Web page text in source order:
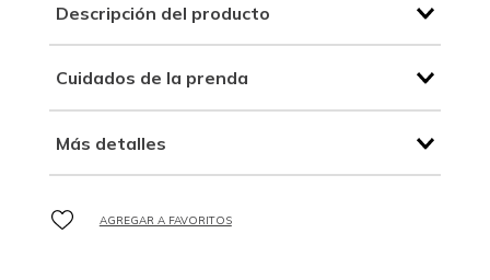
Descripción del producto
Cuidados de la prenda
Más detalles